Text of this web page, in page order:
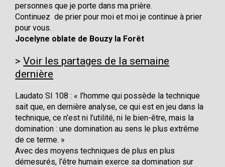
personnes que je porte dans ma prière.
Continuez de prier pour moi et moi je continue à prier
pour vous.
Jocelyne oblate de Bouzy la Forêt
Voir les partages de la semaine
dernière
Laudato SI 108 : « l’homme qui possède la technique
sait que, en dernière analyse, ce qui est en jeu dans la
technique, ce n’est ni l’utilité, ni le bien-être, mais la
domination : une domination au sens le plus extrême
de ce terme. »
Avec des moyens techniques de plus en plus
démesurés, l’être humain exerce sa domination sur